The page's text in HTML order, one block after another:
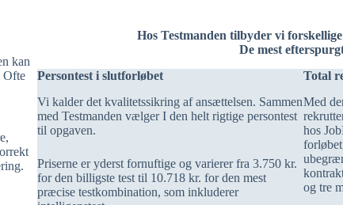
kan
Ofte
Hos Testmanden tilbyder vi forskellige
De mest
Persontest i slutforløbet
Vi kalder det kvalitetssikring af ansættelsen. Sammen
med Testmanden vælger I den helt rigtige persontest
til opgaven.
Priserne er yderst fornuftige og varierer fra 3.750 kr.
for den billigste test til 10.718 kr. for den mest
præcise testkombination, som inkluderer
Total
Med
hos
og tre